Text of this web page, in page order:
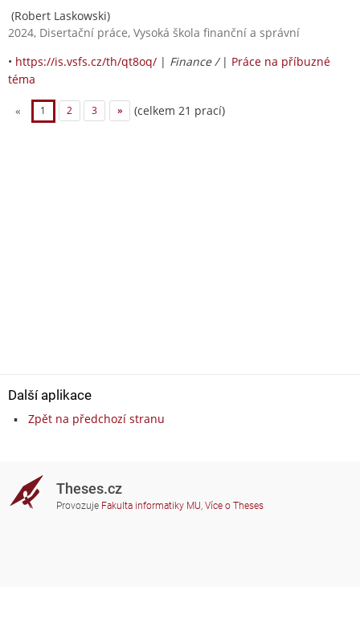
(Robert Laskowski)
2024, Disertační práce, Vysoká škola finanční a správní
• https://is.vsfs.cz/th/qt8oq/ | Finance / | Práce na příbuzné
téma
« 1 2 3 » (celkem 21 prací)
Další aplikace
Zpět na předchozí stranu
Theses.cz
Provozuje Fakulta informatiky MU, Více o Theses